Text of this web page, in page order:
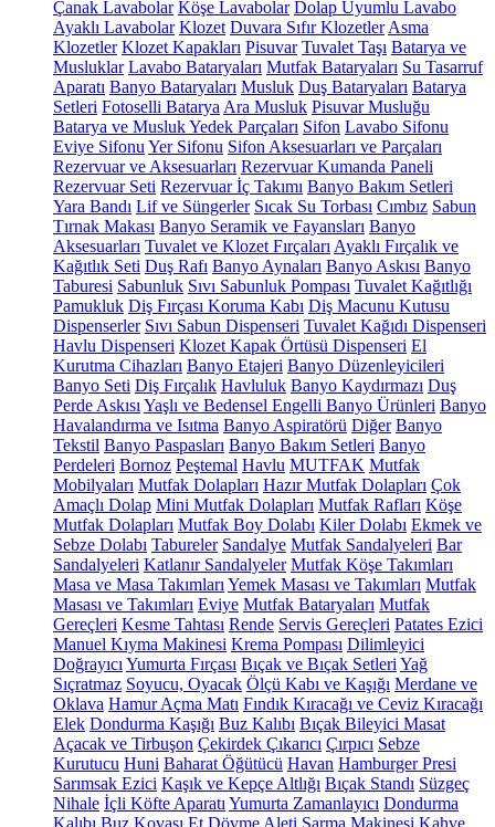
Çanak Lavabolar Köşe Lavabolar Dolap Uyumlu Lavabo
Ayaklı Lavabolar Klozet Duvara Sıfır Klozetler Asma
Klozetler Klozet Kapakları Pisuvar Tuvalet Taşı Batarya ve
Musluklar Lavabo Bataryaları Mutfak Bataryaları Su Tasarruf
Aparatı Banyo Bataryaları Musluk Duş Bataryaları Batarya
Setleri Fotoselli Batarya Ara Musluk Pisuvar Musluğu
Batarya ve Musluk Yedek Parçaları Sifon Lavabo Sifonu
Eviye Sifonu Yer Sifonu Sifon Aksesuarları ve Parçaları
Rezervuar ve Aksesuarları Rezervuar Kumanda Paneli
Rezervuar Seti Rezervuar İç Takımı Banyo Bakım Setleri
Yara Bandı Lif ve Süngerler Sıcak Su Torbası Cımbız Sabun
Tırnak Makası Banyo Seramik ve Fayansları Banyo
Aksesuarları Tuvalet ve Klozet Fırçaları Ayaklı Fırçalık ve
Kağıtlık Seti Duş Rafı Banyo Aynaları Banyo Askısı Banyo
Taburesi Sabunluk Sıvı Sabunluk Pompası Tuvalet Kağıtlığı
Pamukluk Diş Fırçası Koruma Kabı Diş Macunu Kutusu
Dispenserler Sıvı Sabun Dispenseri Tuvalet Kağıdı Dispenseri
Havlu Dispenseri Klozet Kapak Örtüsü Dispenseri El
Kurutma Cihazları Banyo Etajeri Banyo Düzenleyicileri
Banyo Seti Diş Fırçalık Havluluk Banyo Kaydırmazı Duş
Perde Askısı Yaşlı ve Bedensel Engelli Banyo Ürünleri Banyo
Havalandırma ve Isıtma Banyo Aspiratörü Diğer Banyo
Tekstil Banyo Paspasları Banyo Bakım Setleri Banyo
Perdeleri Bornoz Peştemal Havlu MUTFAK Mutfak
Mobilyaları Mutfak Dolapları Hazır Mutfak Dolapları Çok
Amaçlı Dolap Mini Mutfak Dolapları Mutfak Rafları Köşe
Mutfak Dolapları Mutfak Boy Dolabı Kiler Dolabı Ekmek ve
Sebze Dolabı Tabureler Sandalye Mutfak Sandalyeleri Bar
Sandalyeleri Katlanır Sandalyeler Mutfak Köşe Takımları
Masa ve Masa Takımları Yemek Masası ve Takımları Mutfak
Masası ve Takımları Eviye Mutfak Bataryaları Mutfak
Gereçleri Kesme Tahtası Rende Servis Gereçleri Patates Ezici
Manuel Kıyma Makinesi Krema Pompası Dilimleyici
Doğrayıcı Yumurta Fırçası Bıçak ve Bıçak Setleri Yağ
Sıçratmaz Soyucu, Oyacak Ölçü Kabı ve Kaşığı Merdane ve
Oklava Hamur Açma Matı Fındık Kıracağı ve Ceviz Kıracağı
Elek Dondurma Kaşığı Buz Kalıbı Bıçak Bileyici Masat
Açacak ve Tirbuşon Çekirdek Çıkarıcı Çırpıcı Sebze
Kurutucu Huni Baharat Öğütücü Havan Hamburger Presi
Sarımsak Ezici Kaşık ve Kepçe Altlığı Bıçak Standı Süzgeç
Nihale İçli Köfte Aparatı Yumurta Zamanlayıcı Dondurma
Kalıbı Buz Kovası Et Dövme Aleti Sarma Makinesi Kahve